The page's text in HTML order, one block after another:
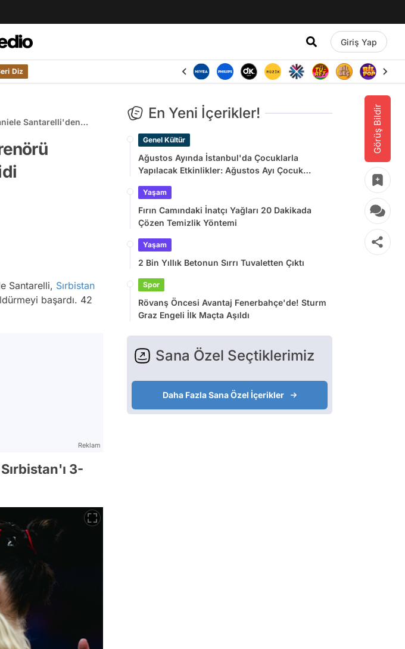
Giriş Yap
Diz
Görüş Bildir
Santarelli'den
Santarelli, Sırbistan
başardı. 42
Reklam
3-
En Yeni İçerikler!
Genel Kültür
Ağustos Ayında İstanbul'da Çocuklarla
Yapılacak Etkinlikler: Ağustos Ayı Çocuk
Yaşam
Fırın Camındaki İnatçı Yağları 20 Dakikada
Çözen Temizlik Yöntemi
Yaşam
2 Bin Yıllık Betonun Sırrı Tuvaletten Çıktı
Spor
Rövanş Öncesi Avantaj Fenerbahçe'de! Sturm
Graz Engeli İlk Maçta Aşıldı
Sana Özel Seçtiklerimiz
Daha Fazla Sana Özel İçerikler